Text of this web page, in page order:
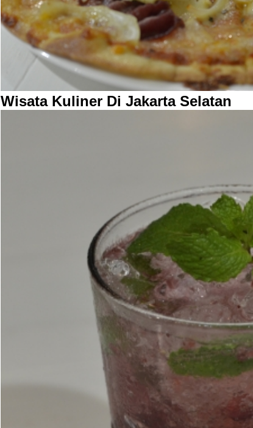
Wisata Kuliner Di Jakarta Selatan